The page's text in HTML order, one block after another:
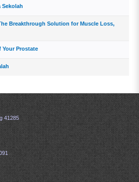
Breakthrough Solution for Muscle Loss,
Your Prostate
41285